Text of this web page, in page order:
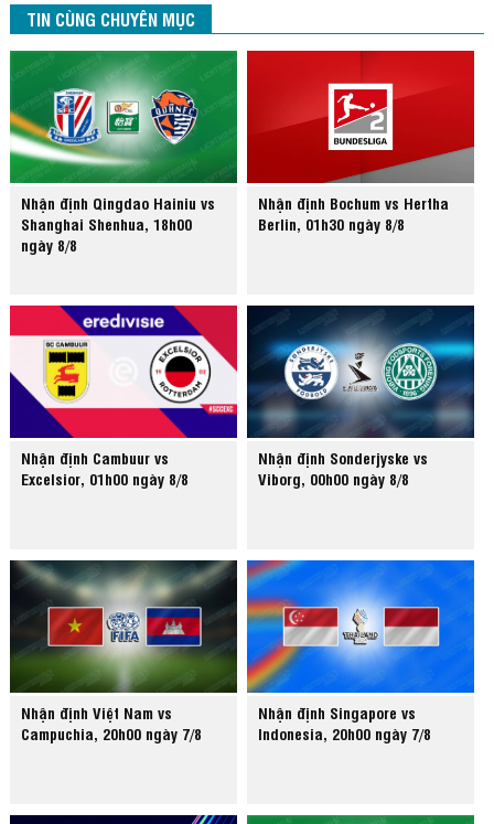
TIN CÙNG CHUYÊN MỤC
Nhận định Qingdao Hainiu vs
Shanghai Shenhua, 18h00
ngày 8/8
Nhận định Bochum vs Hertha
Berlin, 01h30 ngày 8/8
Nhận định Cambuur vs
Excelsior, 01h00 ngày 8/8
Nhận định Sonderjyske vs
Viborg, 00h00 ngày 8/8
Nhận định Việt Nam vs
Campuchia, 20h00 ngày 7/8
Nhận định Singapore vs
Indonesia, 20h00 ngày 7/8